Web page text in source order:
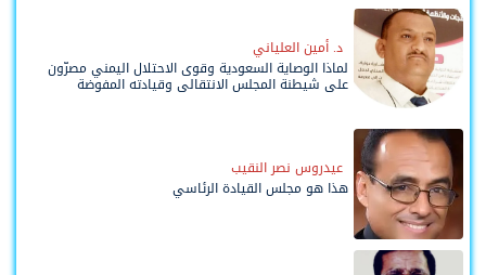
د. أمين العلياني
لماذا الوصاية السعودية وقوى الاحتلال اليمني مصرّون
على شيطنة المجلس الانتقالي وقيادته المفوضة
وحواضنه الشعبية؟
عيدروس نصر النقيب
هذا هو مجلس القيادة الرئاسي